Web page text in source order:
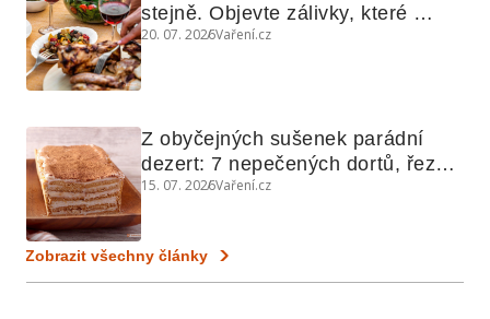
stejně. Objevte zálivky, které
využijete i na maso, nudle nebo
20. 07. 2026Vaření.cz
Z obyčejných sušenek parádní
dezert: 7 nepečených dortů, řezů
a koláčů
15. 07. 2026Vaření.cz
Zobrazit všechny články